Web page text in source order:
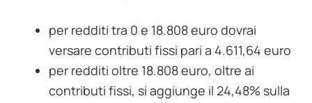
per redditi tra 0 e 18.808 euro dovrai
versare contributi fissi pari a 4.611,64 euro
per redditi oltre 18.808 euro, oltre ai
contributi fissi, si aggiunge il 24,48% sulla